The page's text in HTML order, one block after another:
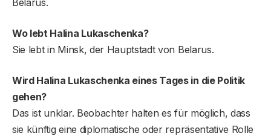
Belarus.
Wo lebt Halina Lukaschenka?
Sie lebt in Minsk, der Hauptstadt von Belarus.
Wird Halina Lukaschenka eines Tages in die Politik
gehen?
Das ist unklar. Beobachter halten es für möglich, dass
sie künftig eine diplomatische oder repräsentative Rolle